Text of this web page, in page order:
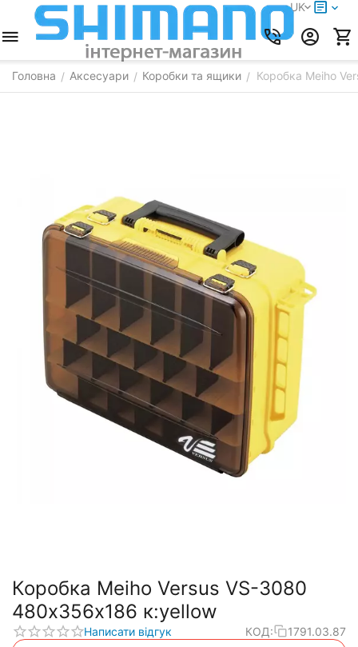
UK
Головна / Аксесуари / Коробки та ящики / Коробка Meiho
Коробка Meiho Versus VS-3080
480х356х186 к:yellow
Написати відгук КОД: 1791.03.87